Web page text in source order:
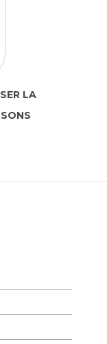
LA